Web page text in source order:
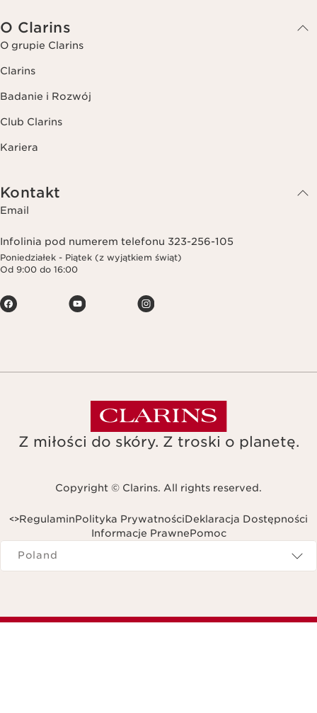
O Clarins
O grupie Clarins
Clarins
Badanie i Rozwój
Club Clarins
Kariera
Kontakt
Email
Infolinia pod numerem telefonu 323-256-105
Poniedziałek - Piątek (z wyjątkiem świąt)
Od 9:00 do 16:00
Z miłości do skóry. Z troski o planetę.
Copyright © Clarins. All rights reserved.
RegulaminPolityka PrywatnościDeklaracja Dostępności
<
Informacje Prawne
>
Pomoc
Navigates to
Poland